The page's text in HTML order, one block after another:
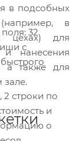
в подсобных
в
цехах) для
и нанесения
а также для
зале.
32
с
2 строки по
и
о